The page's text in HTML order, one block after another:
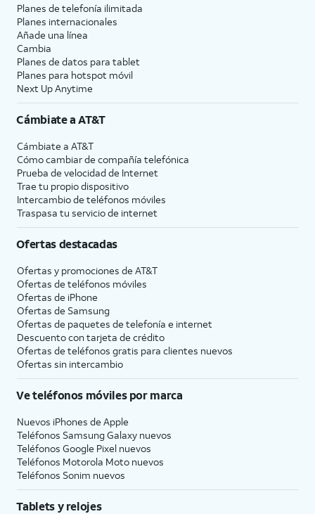
Planes de telefonía ilimitada
Planes internacionales
Añade una línea
Cambia
Planes de datos para tablet
Planes para hotspot móvil
Next Up Anytime
Cámbiate aAT&T
Cámbiate a AT&T
Cómo cambiar de compañía telefónica
Prueba de velocidad de Internet
Trae tu propio dispositivo
Intercambio de teléfonos móviles
Traspasa tu servicio de internet
Ofertas destacadas
Ofertas y promociones de AT&T
Ofertas de teléfonos móviles
Ofertas de iPhone
Ofertas de Samsung
Ofertas de paquetes de telefonía e internet
Descuento con tarjeta de crédito
Ofertas de teléfonos gratis para clientes nuevos
Ofertas sin intercambio
Ve teléfonos móviles por marca
Nuevos iPhones de Apple
Teléfonos Samsung Galaxy nuevos
Teléfonos Google Pixel nuevos
Teléfonos Motorola Moto nuevos
Teléfonos Sonim nuevos
Tablets y relojes